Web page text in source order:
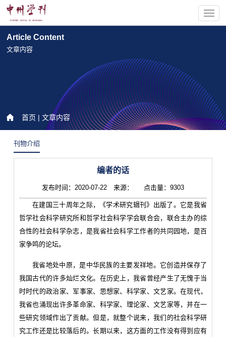
Article Content
文章内容
首页 | 文章内容
刊物介绍
编者的话
发布时间：2020-07-22 来源： 点击量：9303
在建国三十周年之际，《学术研究辑刊》出版了。它是我省
哲学社会科学研究所和哲学社会科学学会联合会，联合主办的综
合性的社会科学杂志，是我省社会科学工作者的共同园地，是百
家争鸣的论坛。
我省地处中原，是中华民族的主要发祥地。它创造并保存了
我国古代的许多灿烂文化。在历史上，我省曾经产生了无愧于当
时时代的政治家、军事家、思想家、科学家、文艺家。在现代，
我省也涌现出许多革命家、科学家、理论家、文艺家等，并在一
些研究领域作出了贡献。但是，就整个说来，我们的社会科学研
究工作还是比较落后的。长期以来，这方面的工作没有得到应有